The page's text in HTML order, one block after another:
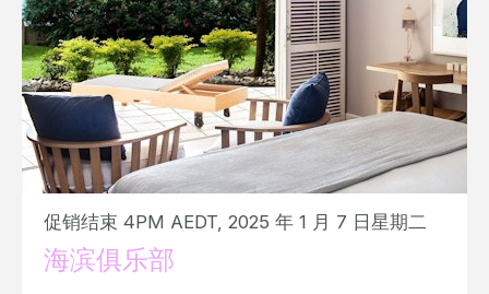
促销结束 4PM AEDT, 2025 年 1 月 7 日星期二
海滨俱乐部